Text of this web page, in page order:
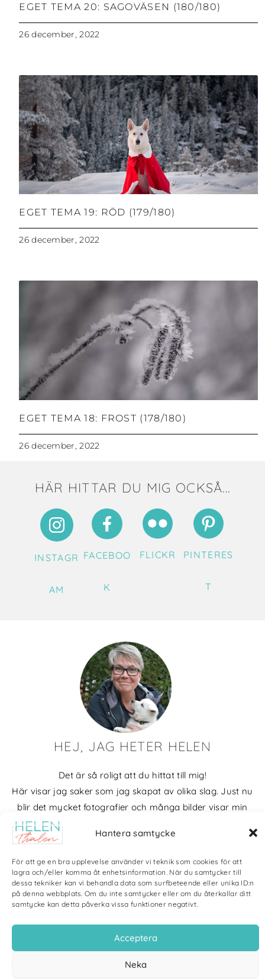
Hantera samtycke
För att ge en bra upplevelse använder vi teknik som cookies för att
lagra och/eller komma åt enhetsinformation. När du samtycker till
dessa tekniker kan vi behandla data som surfbeteende eller unika ID:n
på denna webbplats. Om du inte samtycker eller om du återkallar ditt
samtycke kan detta påverka vissa funktioner negativt.
Acceptera
Neka
EGET TEMA 20: SAGOVÄSEN (180/180)
26 december, 2022
EGET TEMA 19: RÖD (179/180)
26 december, 2022
EGET TEMA 18: FROST (178/180)
26 december, 2022
HÄR HITTAR DU MIG OCKSÅ...
INSTAGR
AM
FACEBOO
K
FLICKR PINTERES
T
HEJ, JAG HETER HELEN
Det är så roligt att du hittat till mig!
Här visar jag saker som jag skapat av olika slag. Just nu
blir det mycket fotografier och många bilder visar min
kärlek till naturen och min vackra hund. Men också lite
annat pyssel och kreativt som jag ägnar mig åt.
Bloggarkiv
Copyright Helen Thalen 2026 – All rights reserved. |
Cookiepolicy| Produktion och sponsor: CoreIT, Örnsköldsvik